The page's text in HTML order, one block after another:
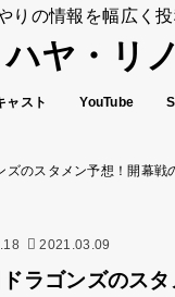
りの情報を幅広く投
ハヤ・リノ
ャスト YouTube
ズのスタメン予想！開幕戦
2021.03.09
ドラゴンズのス